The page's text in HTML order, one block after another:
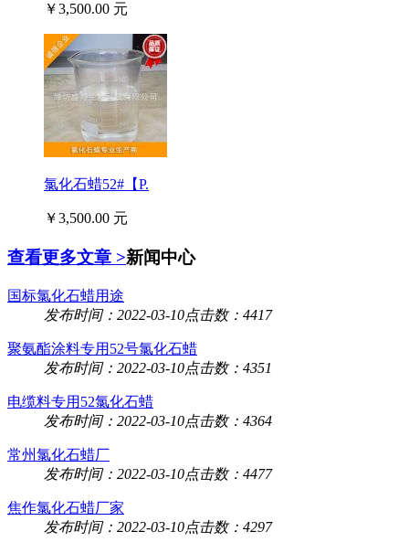
￥3,500.00 元
氯化石蜡52#【P.
￥3,500.00 元
查看更多文章 >新闻中心
国标氯化石蜡用途
发布时间：2022-03-10点击数：4417
聚氨酯涂料专用52号氯化石蜡
发布时间：2022-03-10点击数：4351
电缆料专用52氯化石蜡
发布时间：2022-03-10点击数：4364
常州氯化石蜡厂
发布时间：2022-03-10点击数：4477
焦作氯化石蜡厂家
发布时间：2022-03-10点击数：4297